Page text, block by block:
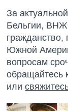
За
Бельгии, ВНЖ
Южной
вопросам
обращайтесь
или